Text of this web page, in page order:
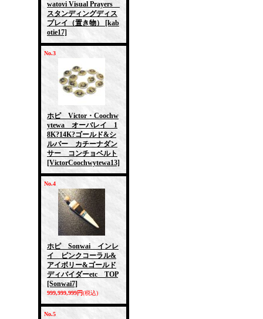
watovi Visual Prayers
スタンディングディス
プレイ（置き物）
[kab
otie17]
No.3
ホピ Victor・Coochw
ytewa オーバレイ 1
8K?14K?ゴールド&シ
ルバー カチーナダン
サー コンチョベルト
[VictorCoochwytewa13]
No.4
ホピ Sonwai インレ
イ ピンクコーラル&
アイボリー&ゴールド
ディバイダーetc TOP
[Sonwai7]
999,999,999円(税込)
No.5